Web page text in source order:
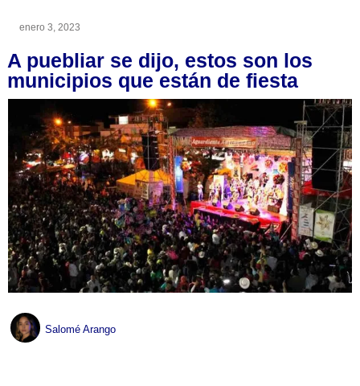
enero 3, 2023
A puebliar se dijo, estos son los
municipios que están de fiesta
Salomé Arango